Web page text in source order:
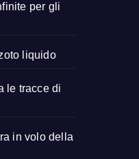
per gli
liquido
le tracce di
in volo della